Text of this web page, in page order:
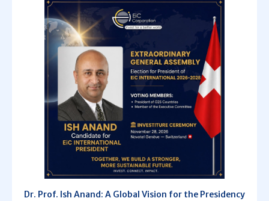
Dr. Prof. Ish Anand: A Global Vision for the Presidency